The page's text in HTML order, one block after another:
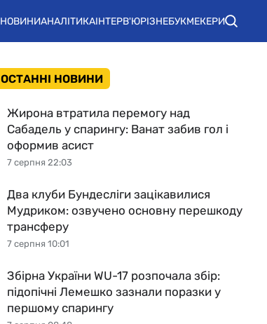
НОВИНИАНАЛІТИКАІНТЕРВ'ЮРІЗНЕБУКМЕКЕРИ
ОСТАННІ НОВИНИ
7 серпня 22:03
Жирона втратила перемогу над
Сабадель у спарингу: Ванат забив гол і
оформив асист
7 серпня 10:01
Два клуби Бундесліги зацікавилися
Мудриком: озвучено основну перешкоду
трансферу
Збірна України WU-17 розпочала збір:
підопічні Лемешко зазнали поразки у
першому спарингу